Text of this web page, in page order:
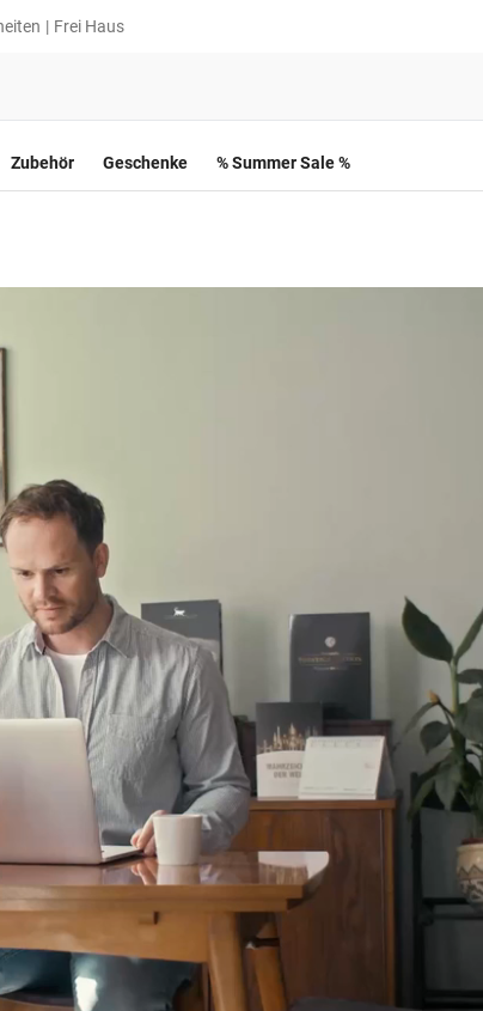
Frei Haus
Zubehör Geschenke % Summer Sale %